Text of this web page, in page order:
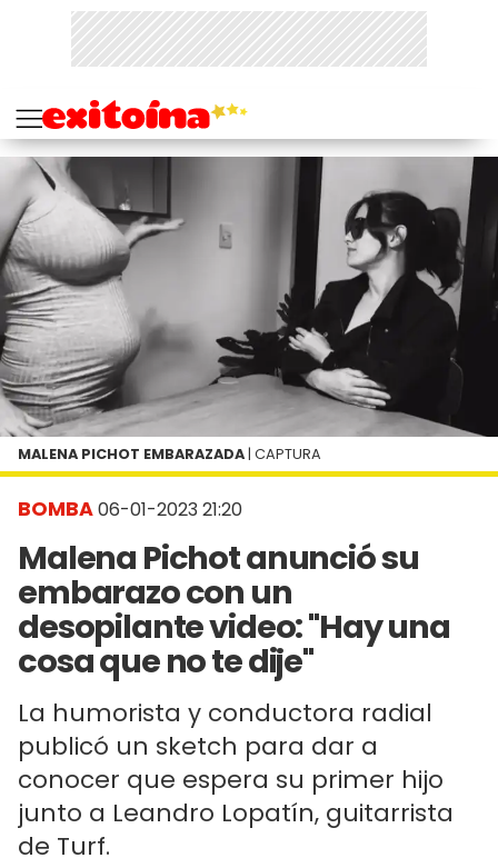
BOMBA06-01-2023 21:20
Malena Pichot anunció su
embarazo con un
desopilante video: "Hay una
cosa que no te dije"
La humorista y conductora radial
publicó un sketch para dar a
conocer que espera su primer hijo
junto a Leandro Lopatín, guitarrista
de Turf.
MALENA PICHOT EMBARAZADA | CAPTURA